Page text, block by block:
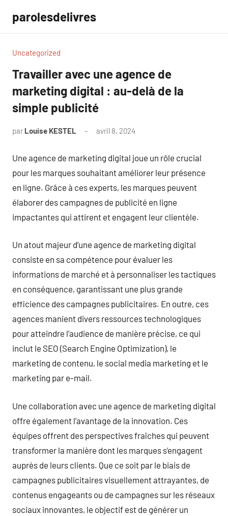
contenu
parolesdelivres
Uncategorized
Travailler avec une agence de
marketing digital : au-delà de la
simple publicité
par Louise KESTEL avril 8, 2024
Une agence de marketing digital joue un rôle crucial
pour les marques souhaitant améliorer leur présence
en ligne. Grâce à ces experts, les marques peuvent
élaborer des campagnes de publicité en ligne
impactantes qui attirent et engagent leur clientèle.
Un atout majeur d’une agence de marketing digital
consiste en sa compétence pour évaluer les
informations de marché et à personnaliser les tactiques
en conséquence, garantissant une plus grande
efficience des campagnes publicitaires. En outre, ces
agences manient divers ressources technologiques
pour atteindre l’audience de manière précise, ce qui
inclut le SEO (Search Engine Optimization), le
marketing de contenu, le social media marketing et le
marketing par e-mail.
Une collaboration avec une agence de marketing digital
offre également l’avantage de la innovation. Ces
équipes offrent des perspectives fraîches qui peuvent
transformer la manière dont les marques s’engagent
auprès de leurs clients. Que ce soit par le biais de
campagnes publicitaires visuellement attrayantes, de
contenus engageants ou de campagnes sur les réseaux
sociaux innovantes, le objectif est de générer un